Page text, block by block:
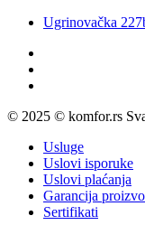
Ugrinovačka
© 2025 © komfor.rs
Usluge
Uslovi isporuke
Uslovi plaćanja
Garancija
Sertifikati